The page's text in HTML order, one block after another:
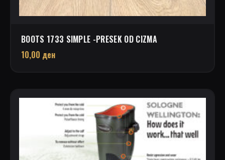
BOOTS 1733 SIMPLE -PRESEK OD CIZMA
10,00 ден